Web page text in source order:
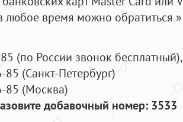
любое время можно обратиться
(по России звонок бесплатный),
85 (Санкт-Петербург)
85 (Москва)
добавочный номер: 3533